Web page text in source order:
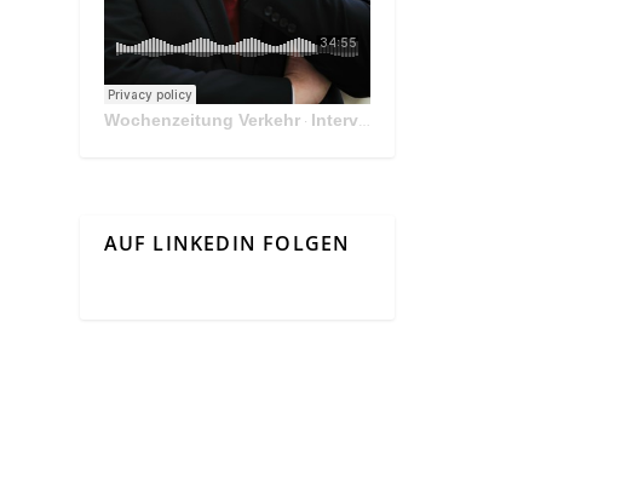
Wochenzeitung Verkehr· Interview Mit Andreas Matthä, CEO der ÖBB Holding
AUF LINKEDIN FOLGEN